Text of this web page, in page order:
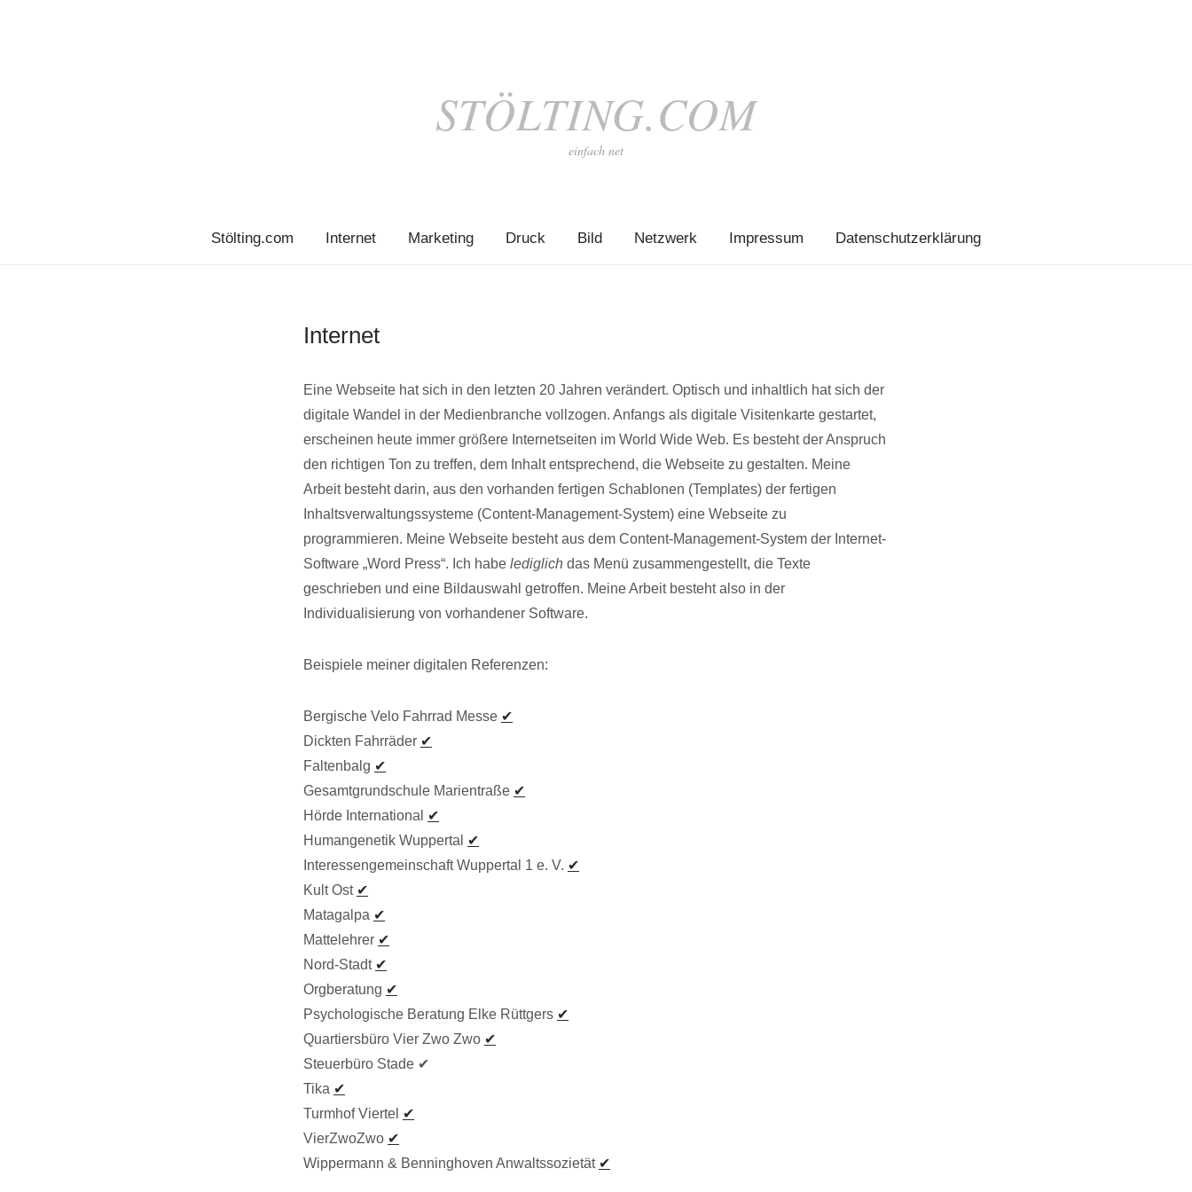
STÖLTING.COM
einfach net
Stölting.com Internet Marketing Druck Bild Netzwerk Impressum Datenschutzerklärung
Internet
Eine Webseite hat sich in den letzten 20 Jahren verändert. Optisch und inhaltlich hat sich der
digitale Wandel in der Medienbranche vollzogen. Anfangs als digitale Visitenkarte gestartet,
erscheinen heute immer größere Internetseiten im World Wide Web. Es besteht der Anspruch
den richtigen Ton zu treffen, dem Inhalt entsprechend, die Webseite zu gestalten. Meine
Arbeit besteht darin, aus den vorhanden fertigen Schablonen (Templates) der fertigen
Inhaltsverwaltungssysteme (Content-Management-System) eine Webseite zu
programmieren. Meine Webseite besteht aus dem Content-Management-System der Internet-
Software „Word Press“. Ich habe lediglich das Menü zusammengestellt, die Texte
geschrieben und eine Bildauswahl getroffen. Meine Arbeit besteht also in der
Individualisierung von vorhandener Software.
Beispiele meiner digitalen Referenzen:
Bergische Velo Fahrrad Messe ✔
Dickten Fahrräder ✔
Faltenbalg ✔
Gesamtgrundschule Marientraße ✔
Hörde International
✔
Humangenetik Wuppertal
✔
Interessengemeinschaft Wuppertal 1 e. V. ✔
Kult Ost ✔
Matagalpa ✔
Mattelehrer ✔
Nord-Stadt ✔
Orgberatung ✔
Psychologische Beratung Elke Rüttgers ✔
Quartiersbüro Vier Zwo Zwo ✔
Steuerbüro Stade ✔
Tika ✔
Turmhof Viertel ✔
VierZwoZwo ✔
Wippermann & Benninghoven Anwaltssozietät ✔